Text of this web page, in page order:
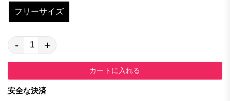
フリーサイズ
- +
カートに入れる
安全な決済